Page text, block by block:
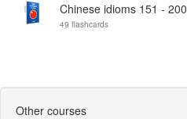
Chinese idioms 151 - 200
49 flashcards
Other courses